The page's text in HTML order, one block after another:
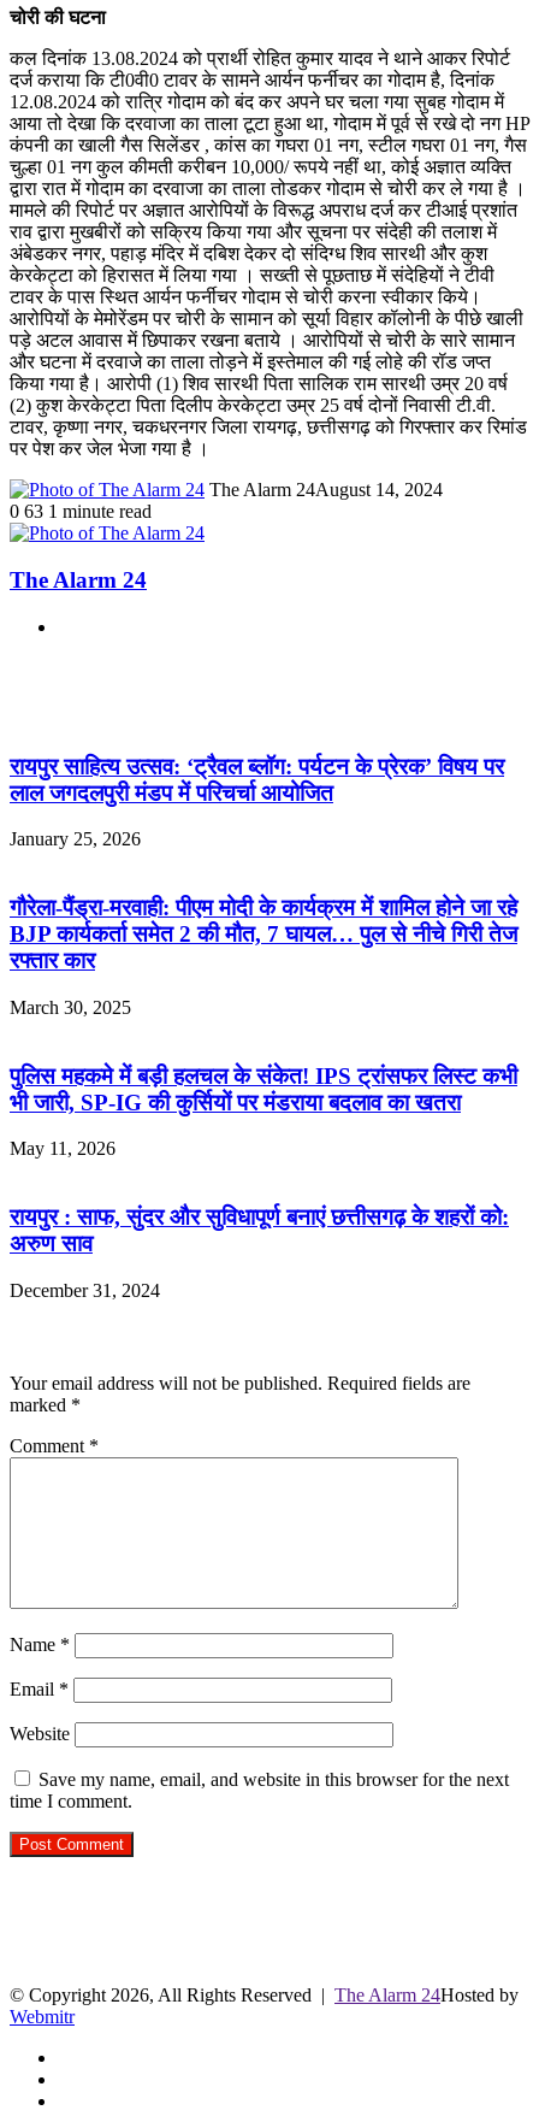
चोरी की घटना
कल दिनांक 13.08.2024 को प्रार्थी रोहित कुमार यादव ने थाने आकर रिपोर्ट
दर्ज कराया कि टी0वी0 टावर के सामने आर्यन फर्नीचर का गोदाम है, दिनांक
12.08.2024 को रात्रि गोदाम को बंद कर अपने घर चला गया सुबह गोदाम में
आया तो देखा कि दरवाजा का ताला टूटा हुआ था, गोदाम में पूर्व से रखे दो नग HP
कंपनी का खाली गैस सिलेंडर , कांस का गघरा 01 नग, स्टील गघरा 01 नग, गैस
चुल्हा 01 नग कुल कीमती करीबन 10,000/ रूपये नहीं था, कोई अज्ञात व्यक्ति
द्वारा रात में गोदाम का दरवाजा का ताला तोडकर गोदाम से चोरी कर ले गया है ।
मामले की रिपोर्ट पर अज्ञात आरोपियों के विरूद्ध अपराध दर्ज कर टीआई प्रशांत
राव द्वारा मुखबीरों को सक्रिय किया गया और सूचना पर संदेही की तलाश में
अंबेडकर नगर, पहाड़ मंदिर में दबिश देकर दो संदिग्ध शिव सारथी और कुश
केरकेट्टा को हिरासत में लिया गया । सख्ती से पूछताछ में संदेहियों ने टीवी
टावर के पास स्थित आर्यन फर्नीचर गोदाम से चोरी करना स्वीकार किये।
आरोपियों के मेमोरेंडम पर चोरी के सामान को सूर्या विहार कॉलोनी के पीछे खाली
पड़े अटल आवास में छिपाकर रखना बताये । आरोपियों से चोरी के सारे सामान
और घटना में दरवाजे का ताला तोड़ने में इस्तेमाल की गई लोहे की रॉड जप्त
किया गया है। आरोपी (1) शिव सारथी पिता सालिक राम सारथी उम्र 20 वर्ष
(2) कुश केरकेट्टा पिता दिलीप केरकेट्टा उम्र 25 वर्ष दोनों निवासी टी.वी.
टावर, कृष्णा नगर, चकधरनगर जिला रायगढ़, छत्तीसगढ़ को गिरफ्तार कर रिमांड
पर पेश कर जेल भेजा गया है ।
The Alarm 24August 14, 2024
0 63 1 minute read
The Alarm 24
रायपुर साहित्य उत्सव: ‘ट्रैवल ब्लॉग: पर्यटन के प्रेरक’ विषय पर
लाल जगदलपुरी मंडप में परिचर्चा आयोजित
January 25, 2026
गौरेला-पैंड्रा-मरवाही: पीएम मोदी के कार्यक्रम में शामिल होने जा रहे
BJP कार्यकर्ता समेत 2 की मौत, 7 घायल… पुल से नीचे गिरी तेज
रफ्तार कार
March 30, 2025
पुलिस महकमे में बड़ी हलचल के संकेत! IPS ट्रांसफर लिस्ट कभी
भी जारी, SP-IG की कुर्सियों पर मंडराया बदलाव का खतरा
May 11, 2026
रायपुर : साफ, सुंदर और सुविधापूर्ण बनाएं छत्तीसगढ़ के शहरों को:
अरुण साव
December 31, 2024
Your email address will not be published. Required fields are
marked *
Comment *
Name *
Email *
Website
Save my name, email, and website in this browser for the next
time I comment.
© Copyright 2026, All Rights Reserved | The Alarm 24Hosted by
Webmitr